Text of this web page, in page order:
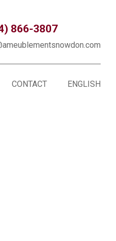
866-3807
CONTACT ENGLISH